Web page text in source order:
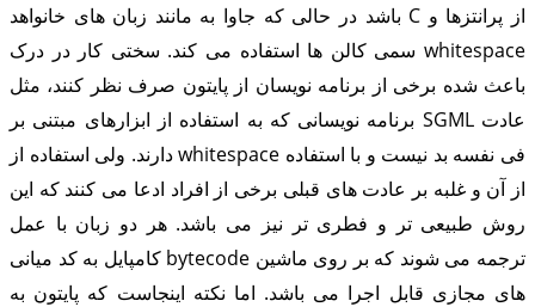
باشد در حالی که جاوا به مانند زبان های خانواهد C از پرانتزها و
سمی کالن ها استفاده می کند. سختی کار در درک whitespace
باعث شده برخی از برنامه نویسان از پایتون صرف نظر کنند، مثل
برنامه نویسانی که به استفاده از ابزارهای مبتنی بر SGML عادت
دارند. ولی استفاده از whitespace فی نفسه بد نیست و با استفاده
از آن و غلبه بر عادت های قبلی برخی از افراد ادعا می کنند که این
روش طبیعی تر و فطری تر نیز می باشد. هر دو زبان با عمل
کامپایل به کد میانی bytecode ترجمه می شوند که بر روی ماشین
های مجازی قابل اجرا می باشد. اما نکته اینجاست که پایتون به